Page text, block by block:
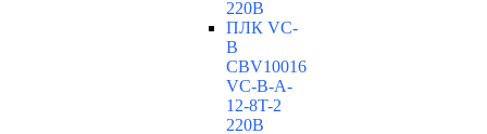
220В
ПЛК VC-
B
CBV10016
VC-В-A-
12-8T-2
220В